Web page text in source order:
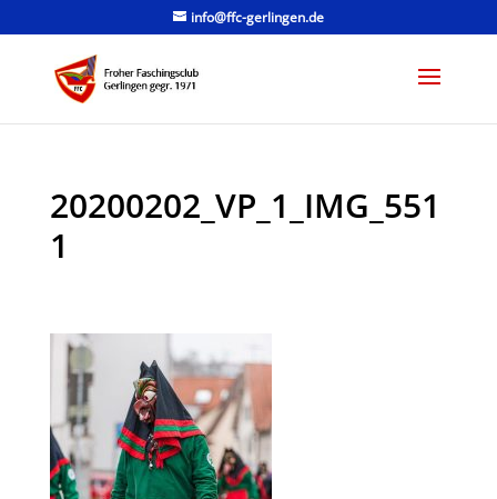
info@ffc-gerlingen.de
20200202_VP_1_IMG_551
1